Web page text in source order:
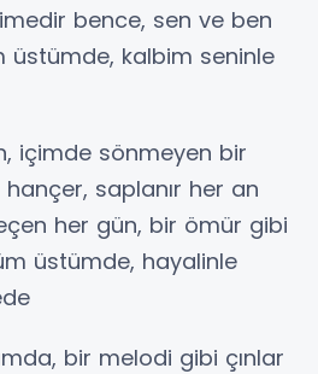
bence, sen ve ben
üstümde, kalbim seninle
içimde sönmeyen bir
saplanır her an
her gün, bir ömür gibi
üstümde, hayalinle
bir melodi gibi çınlar